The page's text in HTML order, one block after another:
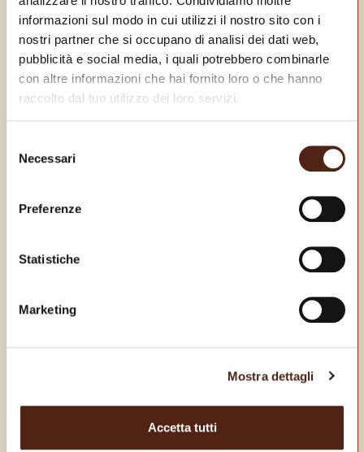
informazioni sul modo in cui utilizzi il nostro sito con i
nostri partner che si occupano di analisi dei dati web,
pubblicità e social media, i quali potrebbero combinarle
con altre informazioni che hai fornito loro o che hanno
raccolto dal tuo utilizzo dei loro servizi.
delNecessari
Preferenze
Statistiche
Marketing
Mostra dettagli
Accetta tutti
SCARICA LA NOSTRA